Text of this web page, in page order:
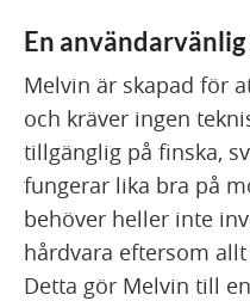
En
Melvin är skapad för
och kräver ingen
tillgänglig på finska,
fungerar lika bra på
behöver heller inte
hårdvara eftersom
Detta gör Melvin till